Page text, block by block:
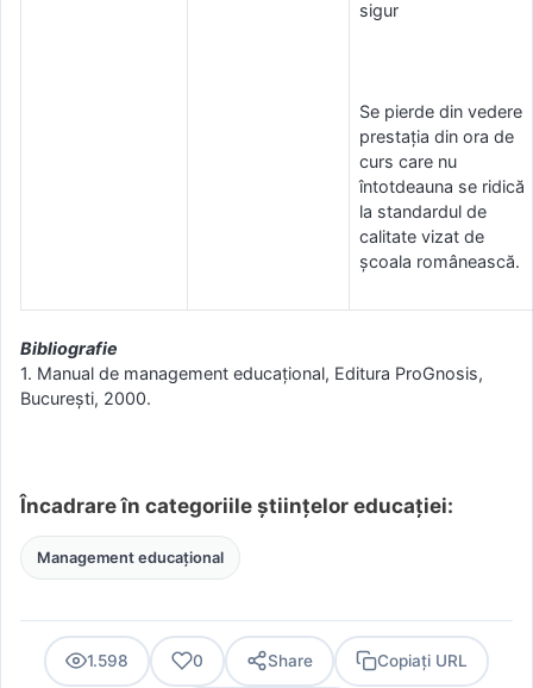
sigur
Se pierde din vedere
prestația din ora de
curs care nu
întotdeauna se ridică
la standardul de
calitate vizat de
școala românească.
Bibliografie
1. Manual de management educaţional, Editura ProGnosis,
Bucureşti, 2000.
Încadrare în categoriile științelor educației:
Management educațional
1.598 0 Share Copiați URL